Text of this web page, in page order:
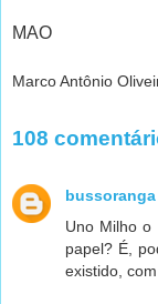
MAO
Marco Antônio
108
bussoranga
Uno Milho
papel? É,
existido, com